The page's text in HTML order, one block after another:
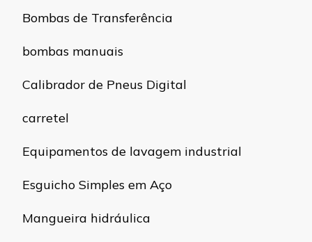
Bombas de Transferência
bombas manuais
Calibrador de Pneus Digital
carretel
Equipamentos de lavagem industrial
Esguicho Simples em Aço
Mangueira hidráulica